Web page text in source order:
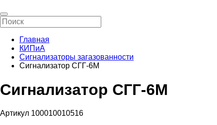
Главная
КИПиА
Сигнализаторы загазованности
Сигнализатор СГГ-6М
Сигнализатор СГГ-6М
Артикул 100010010516